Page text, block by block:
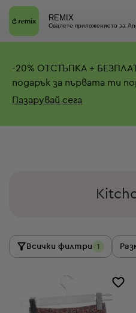
REMIX
Свалете приложението за
-20% ОТСТЪПКА +
подарък за първата ти
Пазарувай сега
Всички филтри 1